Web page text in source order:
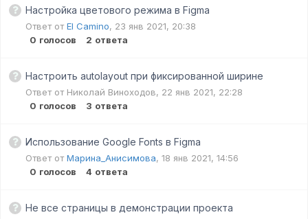
Настройка цветового режима в Figma
Ответ отEl Camino, 23 янв 2021, 20:38
0 голосов 2 ответа
Настроить autolayout при фиксированной ширине
Ответ от Николай Виноходов, 22 янв 2021, 22:28
0 голосов 3 ответа
Использование Google Fonts в Figma
Ответ отМарина_Анисимова, 18 янв 2021, 14:56
0 голосов 4 ответа
Не все страницы в демонстрации проекта